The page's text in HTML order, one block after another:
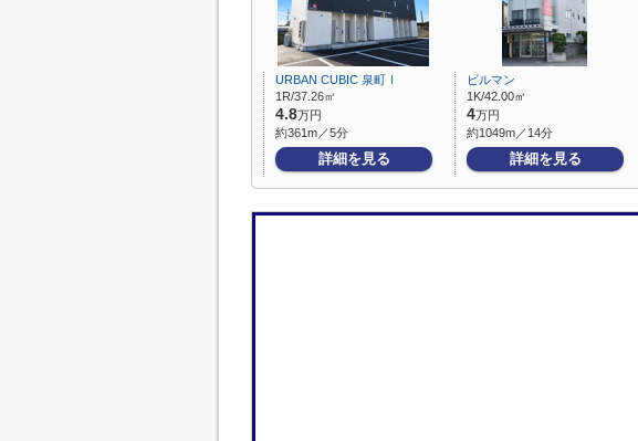
URBAN CUBIC 泉町Ⅰ
1R/37.26㎡
4.8万円
約361m／5分
詳細を見る
ビルマン
1K/42.00㎡
4万円
約1049m／14分
詳細を見る